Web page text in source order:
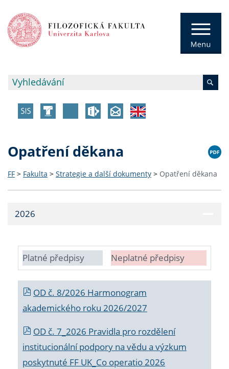
Opatření děkana
FF > Fakulta > Strategie a další dokumenty > Opatření děkana
2026
Platné předpisy Neplatné předpisy
OD č. 8/2026 Harmonogram
akademického roku 2026/2027
OD č. 7_2026 Pravidla pro rozdělení
institucionální podpory na vědu a výzkum
poskytnuté FF UK_Co operatio 2026